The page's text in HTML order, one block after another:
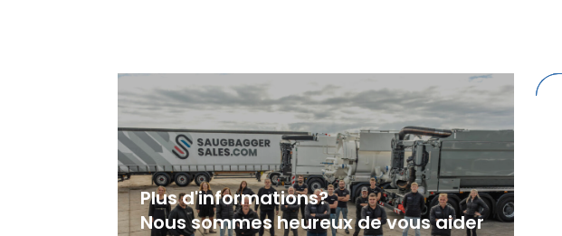
Plus d'informations?
Nous sommes heureux de vous aider